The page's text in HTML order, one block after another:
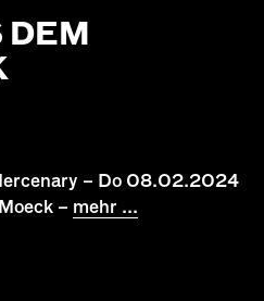
DEM
– Do 08.02.2024
– mehr ...